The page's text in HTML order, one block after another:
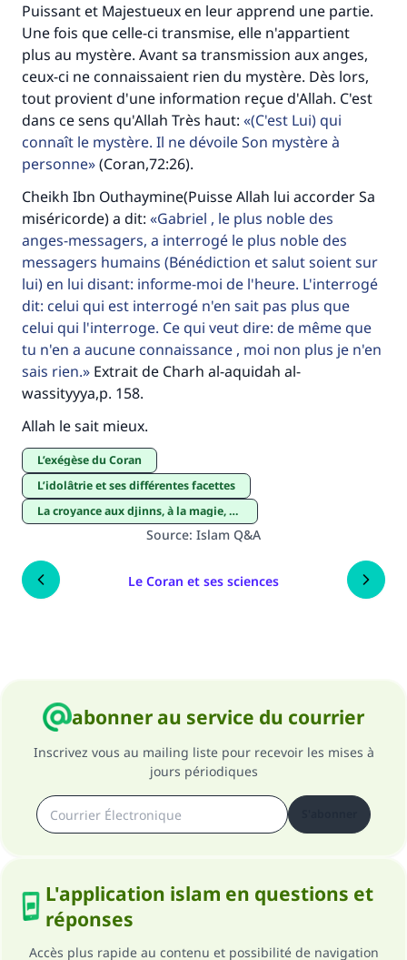
Puissant et Majestueux en leur apprend une partie.
Une fois que celle-ci transmise, elle n'appartient
plus au mystère. Avant sa transmission aux anges,
ceux-ci ne connaissaient rien du mystère. Dès lors,
tout provient d'une information reçue d'Allah. C'est
dans ce sens qu'Allah Très haut: (C'est Lui) qui
connaît le mystère. Il ne dévoile Son mystère à
personne (Coran,72:26).
Cheikh Ibn Outhaymine(Puisse Allah lui accorder Sa
miséricorde) a dit:
Gabriel , le plus noble des
anges-messagers, a interrogé le plus noble des
messagers humains (Bénédiction et salut soient sur
lui) en lui disant: informe-moi de l'heure. L'interrogé
dit: celui qui est interrogé n'en sait pas plus que
celui qui l'interroge. Ce qui veut dire: de même que
tu n'en a aucune connaissance , moi non plus je n'en
sais rien.
Extrait de Charh al-aquidah al-
wassityyya,p. 158.
Allah le sait mieux.
l’exégèse du Coran
l’idolâtrie et ses différentes facettes
La croyance aux djinns, à la magie, et au mau-vais oeil
Source: Islam Q&A
Le Coran et ses sciences
abonner au service du courrier
Inscrivez vous au mailing liste pour recevoir les mises à
jours périodiques
L'application islam en questions et
réponses
Accès plus rapide au contenu et possibilité de navigation